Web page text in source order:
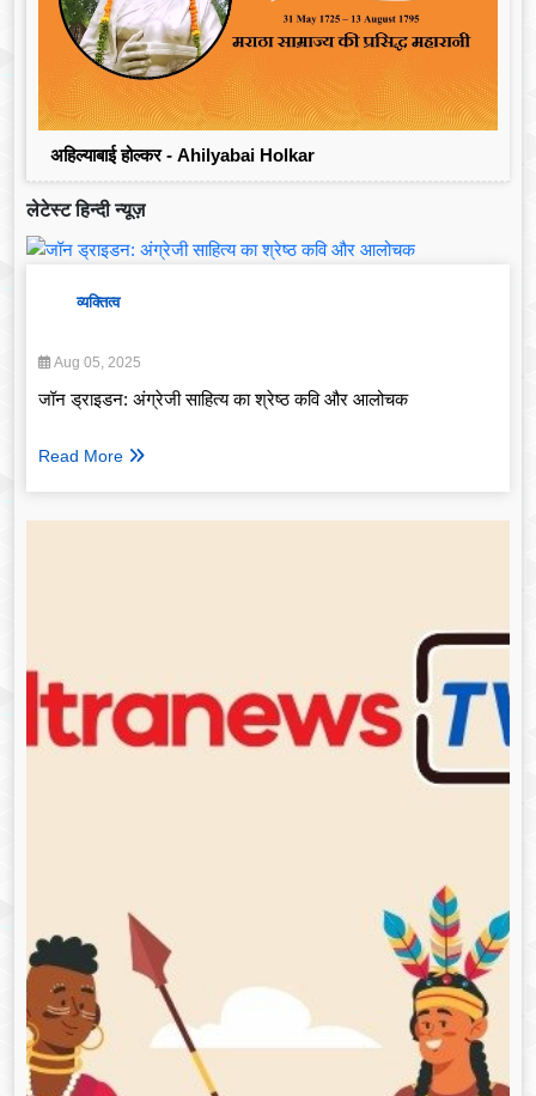
अहिल्याबाई होल्कर - Ahilyabai Holkar
लेटेस्ट हिन्दी न्यूज़
व्यक्तित्व
Aug 05, 2025
जॉन ड्राइडन: अंग्रेजी साहित्य का श्रेष्ठ कवि और आलोचक
Read More